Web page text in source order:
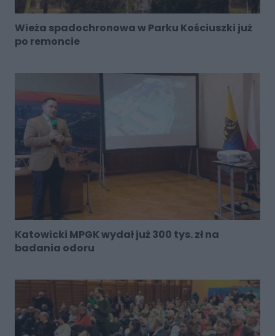
Wieża spadochronowa w Parku Kościuszki już
po remoncie
Katowicki MPGK wydał już 300 tys. zł na
badania odoru